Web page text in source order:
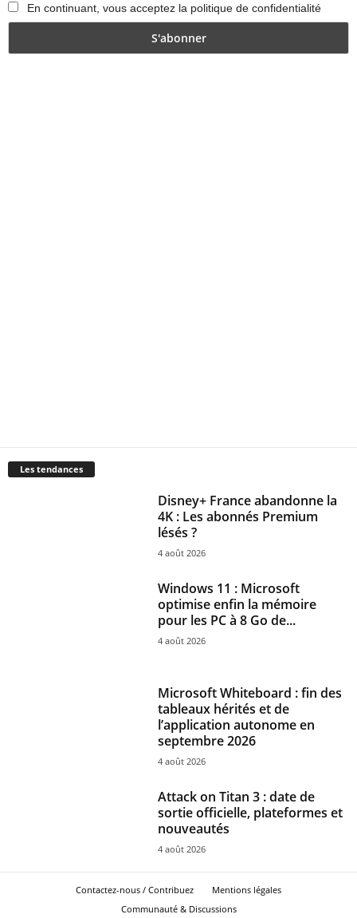
En continuant, vous acceptez la politique de confidentialité
Les tendances
Disney+ France abandonne la
4K : Les abonnés Premium
lésés ?
4 août 2026
Windows 11 : Microsoft
optimise enfin la mémoire
pour les PC à 8 Go de...
4 août 2026
Microsoft Whiteboard : fin des
tableaux hérités et de
l’application autonome en
septembre 2026
4 août 2026
Attack on Titan 3 : date de
sortie officielle, plateformes et
nouveautés
4 août 2026
Contactez-nous / Contribuez
Mentions légales
Communauté & Discussions